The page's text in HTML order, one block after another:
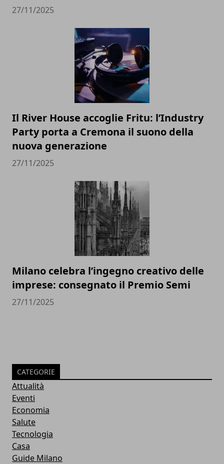
27/11/2025
Il River House accoglie Fritu: l’Industry
Party porta a Cremona il suono della
nuova generazione
27/11/2025
Milano celebra l’ingegno creativo delle
imprese: consegnato il Premio Semi
27/11/2025
CATEGORIE
Attualità
Eventi
Economia
Salute
Tecnologia
Casa
Guide Milano